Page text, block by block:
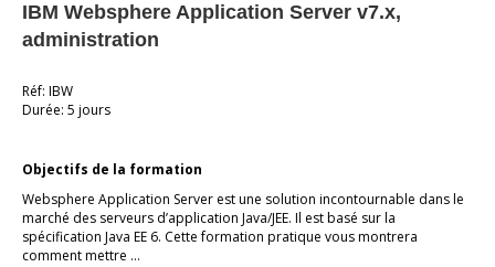
IBM Websphere Application Server v7.x,
administration
Réf: IBW
Durée: 5 jours
Objectifs de la formation
Websphere Application Server est une solution incontournable dans le
marché des serveurs d’application Java/JEE. Il est basé sur la
spécification Java EE 6. Cette formation pratique vous montrera
comment mettre …